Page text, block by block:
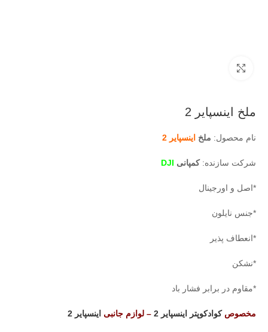
ملخ اینسپایر 2
نام محصول: ملخ اینسپایر 2
شرکت سازنده:کمپانی DJI
*اصل و اورجینال
*جنس نایلون
*انعطاف پذیر
*نشکن
*مقاوم در برابر فشار باد
مخصوصکوادکوپتر اینسپایر 2 – لوازم جانبی اینسپایر 2